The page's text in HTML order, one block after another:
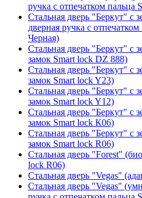
ручка с отпечатком пальца
Стальная дверь "Беркут" с
дверная ручка с
Черная)
Стальная дверь "Беркут" с
замок Smart lock DZ 888)
Стальная дверь "Беркут" с
замок Smart lock Y23)
Стальная дверь "Беркут" с
замок Smart lock Y12)
Стальная дверь "Беркут" с
замок Smart lock К06)
Стальная дверь "Беркут" с
замок Smart lock R06)
Стальная дверь "Forest"
lock R06)
Стальная дверь "Vegas"
Стальная дверь "Vegas"